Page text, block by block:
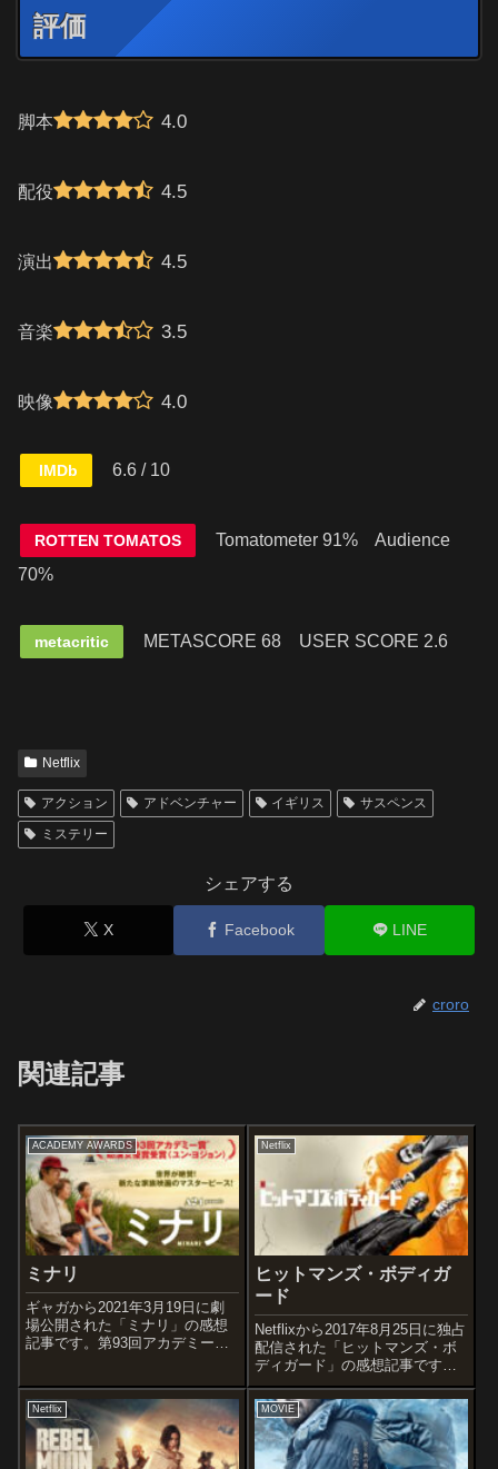
評価
脚本 4.0
配役 4.5
演出 4.5
音楽 3.5
映像 4.0
IMDb 6.6 / 10
ROTTEN TOMATOS
Tomatometer 91% Audience
70%
metacritic METASCORE 68 USER SCORE 2.6
Netflix
アクション アドベンチャー イギリス
サスペンス
ミステリー
シェアする
X Facebook LINE
croro
関連記事
ACADEMY AWARDS
ミナリ
ギャガから2021年3月19日に劇
場公開された「ミナリ」の感想
記事です。第93回アカデミー賞
としては1957年の映画『サヨナ
ラ』のナンシー梅木以来、63年
ぶり2人目となる助演女優賞を
受...
Netflix
ヒットマンズ・ボディガ
ード
Netflixから2017年8月25日に独占
配信された「ヒットマンズ・ボ
ディガード」の感想記事です。
オススメ度あらすじ＆予告編腕
利きのボディガードのマイケル
が護衛することになったのは、
長年にわたって敵対してきた悪
名高い殺し屋ダリウス...二...
Netflix MOVIE